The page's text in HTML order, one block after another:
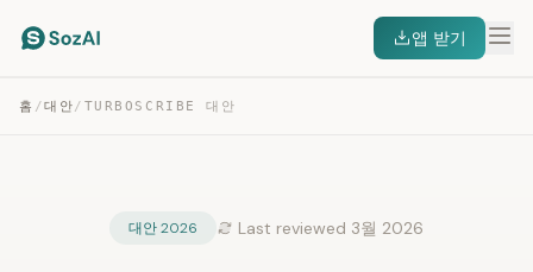
앱 받기
홈 /대안 / TURBOSCRIBE 대안
대안 2026 Last reviewed 3월 2026